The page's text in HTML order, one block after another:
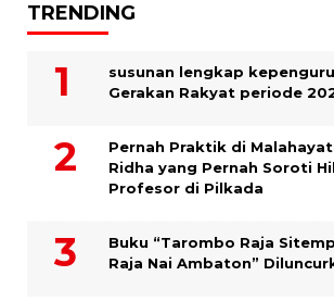
TRENDING
susunan lengkap
Gerakan Rakyat periode
Pernah Praktik di
Ridha yang Pernah Soroti
Profesor di Pilkada
Buku “Tarombo Raja
Raja Nai Ambaton”